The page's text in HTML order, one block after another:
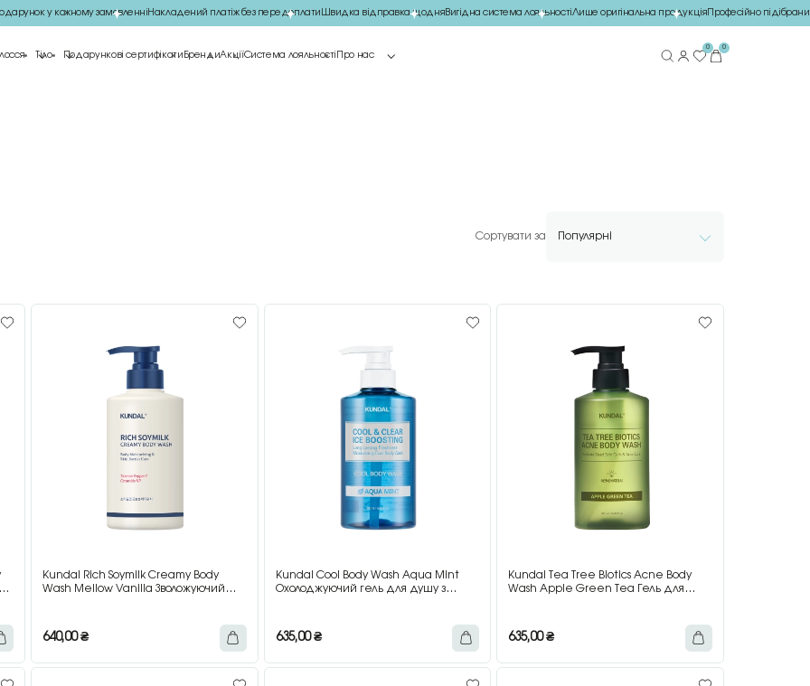
у кожному замовленніНакладений платіж без передоплатиШвидка відправка щодняВигідна система лояльностіЛише оригінальна продукціяПрофесійно підібраний
Тіло Подарункові сертифікати БрендиАкціїСистема лояльності Про нас
0 0
Сортувати за Популярні
з
Kundal Rich Soymilk Creamy Body
Wash Mellow Vanilla Зволожуючий
640,00₴
Kundal Cool Body Wash Aqua Mint
Охолоджуючий гель для душу з
635,00₴
Kundal Tea Tree Biotics Acne Body
Wash Apple Green Tea Гель для
635,00₴